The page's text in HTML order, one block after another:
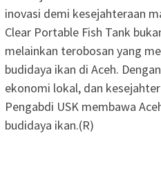
inovasi demi kesejahteraan
Clear Portable Fish Tank
melainkan terobosan yang
budidaya ikan di Aceh.
ekonomi lokal, dan
Pengabdi USK membawa
budidaya ikan.(R)